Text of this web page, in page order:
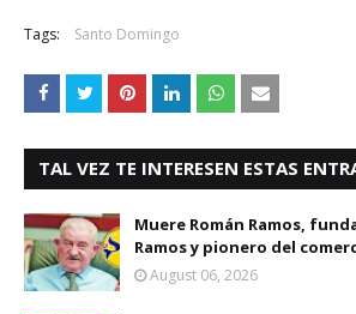
Tags: Santo Domingo
TAL VEZ TE INTERESEN ESTAS
Muere Román Ramos,
Ramos y pionero del
August 06, 2026